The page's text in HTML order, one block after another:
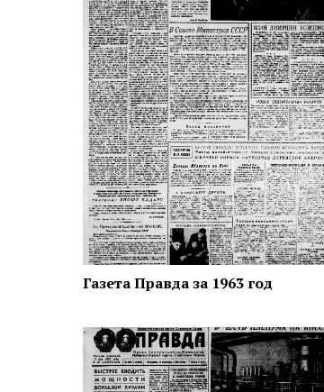
Газета Правда за 1963 год